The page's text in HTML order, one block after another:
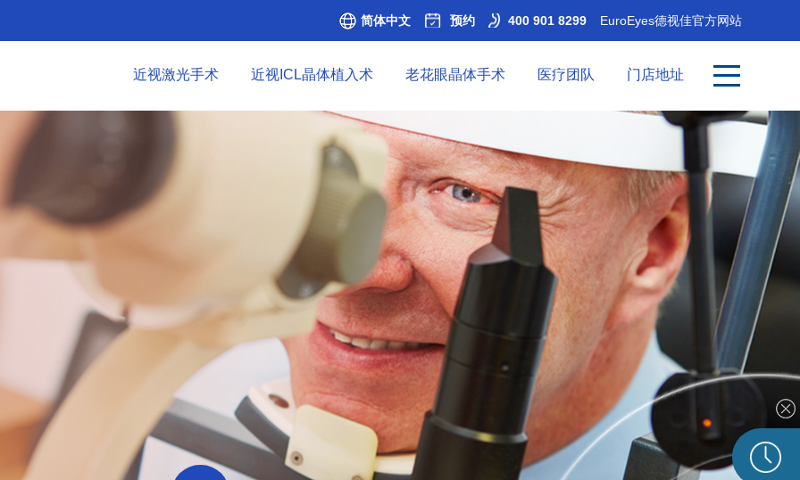
预约 400 901 8299 EuroEyes德视佳官方网站
简体中文
近视激光手术 近视ICL晶体植入术 老花眼晶体手术 医疗团队 门店地址